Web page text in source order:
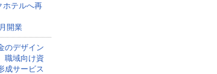
ホテルへ再
開業
のデザイン
職域向け資
成サービス